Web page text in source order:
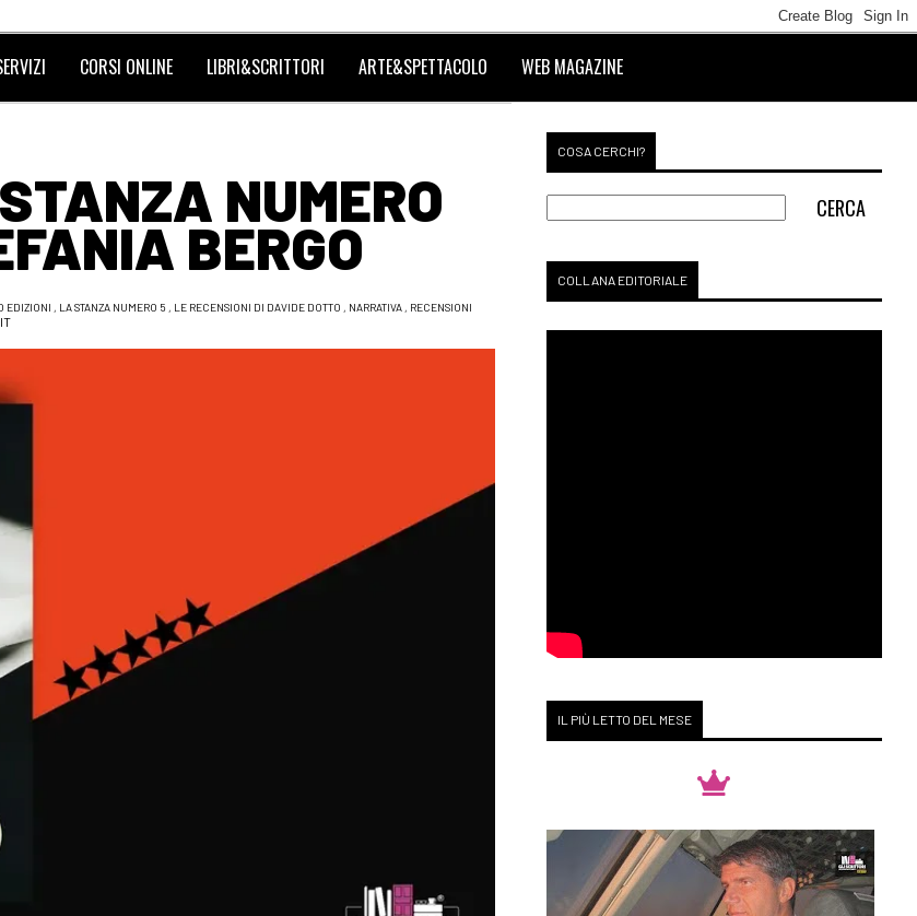
CORSI ONLINE LIBRI&SCRITTORI ARTE&SPETTACOLO WEB MAGAZINE
NUMERO
BERGO
EDIZIONI , LA STANZA NUMERO 5, LE RECENSIONI DI DAVIDE DOTTO , NARRATIVA, RECENSIONI
COSA CERCHI?
COLLANA EDITORIALE
IL PIÙ LETTO DEL MESE